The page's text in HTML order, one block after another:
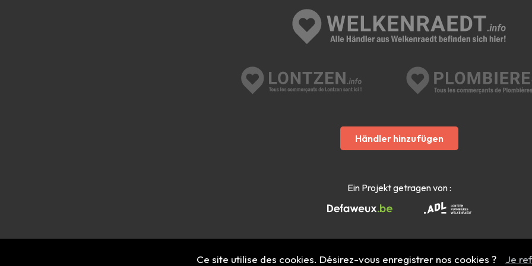
Händler hinzufügen
Ein Projekt getragen von :
Mentions légales- Copyright 2022 - 2026 welkenraedt.info
Ce site utilise des cookies. Désirez-vous enregistrer nos cookies ? Je